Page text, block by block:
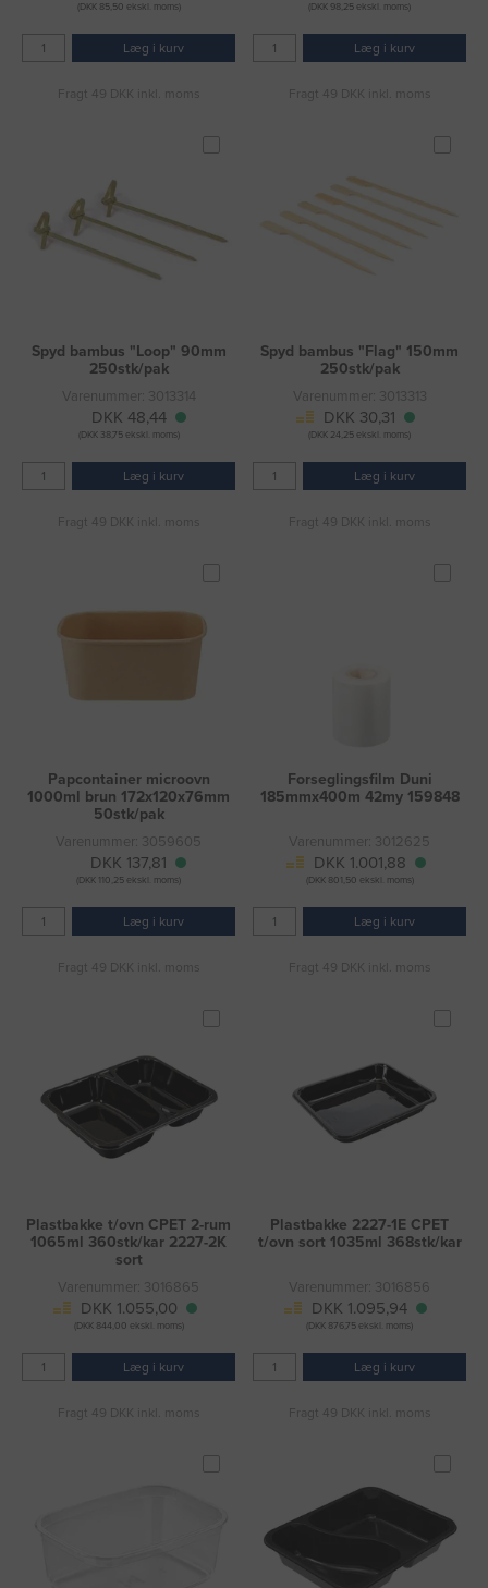
(DKK 85,50 ekskl. moms)
Læg i kurv
Fragt 49 DKK inkl. moms
(DKK 98,25 ekskl. moms)
Læg i kurv
Fragt 49 DKK inkl. moms
Spyd bambus "Loop" 90mm
250stk/pak
Varenummer: 3013314
DKK 48,44
(DKK 38,75 ekskl. moms)
Læg i kurv
Fragt 49 DKK inkl. moms
Spyd bambus "Flag" 150mm
250stk/pak
Varenummer: 3013313
DKK 30,31
(DKK 24,25 ekskl. moms)
Læg i kurv
Fragt 49 DKK inkl. moms
Papcontainer microovn
1000ml brun 172x120x76mm
50stk/pak
Varenummer: 3059605
DKK 137,81
(DKK 110,25 ekskl. moms)
Læg i kurv
Fragt 49 DKK inkl. moms
Forseglingsfilm Duni
185mmx400m 42my 159848
Varenummer: 3012625
DKK 1.001,88
(DKK 801,50 ekskl. moms)
Læg i kurv
Fragt 49 DKK inkl. moms
Plastbakke t/ovn CPET 2-rum
1065ml 360stk/kar 2227-2K
sort
Varenummer: 3016865
DKK 1.055,00
(DKK 844,00 ekskl. moms)
Læg i kurv
Fragt 49 DKK inkl. moms
Plastbakke 2227-1E CPET
t/ovn sort 1035ml 368stk/kar
Varenummer: 3016856
DKK 1.095,94
(DKK 876,75 ekskl. moms)
Læg i kurv
Fragt 49 DKK inkl. moms